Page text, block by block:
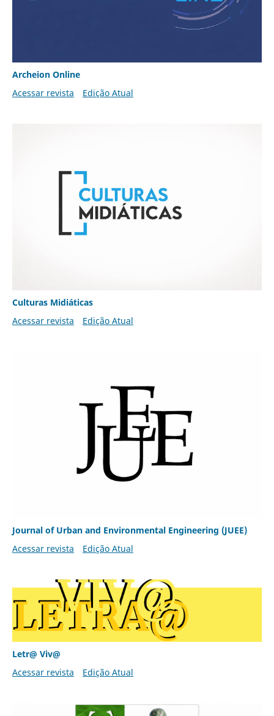
Archeion Online
Acessar revista
Edição Atual
Culturas Midiáticas
Acessar revista
Edição Atual
Journal of Urban and Environmental Engineering (JUEE)
Acessar revista
Edição Atual
Letr@ Viv@
Acessar revista
Edição Atual